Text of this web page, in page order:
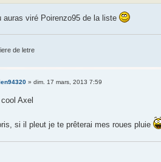
auras viré Poirenzo95 de la liste
de letre
» dim. 17 mars, 2013 7:59
Axel
si il pleut je te prêterai mes roues pluie